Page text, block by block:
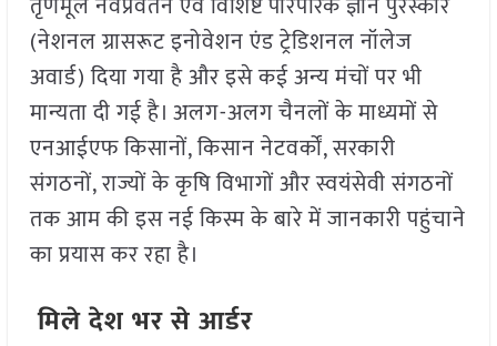
(नेशनल ग्रासरूट इनोवेशन एंड ट्रेडिशनल नॉलेज
अवार्ड) दिया गया है और इसे कई अन्य मंचों पर भी
मान्यता दी गई है। अलग-अलग चैनलों के माध्यमों से
एनआईएफ किसानों,किसान नेटवर्कों,सरकारी
संगठनों,राज्यों के कृषि विभागों और स्वयंसेवी संगठनों
तक आम की इस नई किस्म के बारे में जानकारी पहुंचाने
का प्रयास कर रहा है।
मिले देश भर से आर्डर